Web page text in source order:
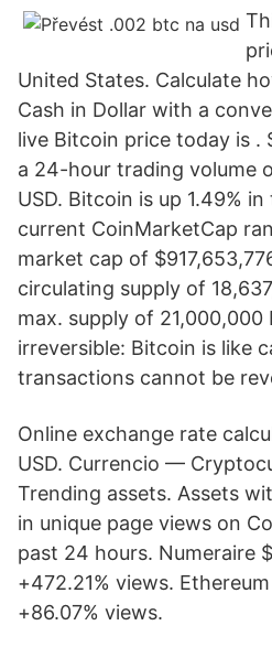
United States. Calculate
Cash in Dollar with a
live Bitcoin price today is .
a 24-hour trading volume
USD. Bitcoin is up 1.49%
current CoinMarketCap
market cap of
circulating supply of
max. supply of 21,000,000
irreversible: Bitcoin is like
transactions cannot be
Online exchange rate
USD. Currencio —
Trending assets. Assets
in unique page views on
past 24 hours. Numeraire
+472.21% views.
+86.07% views.